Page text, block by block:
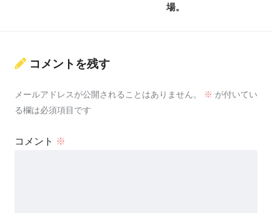
場。
コメントを残す
メールアドレスが公開されることはありません。 ※ が付いてい
る欄は必須項目です
コメント ※